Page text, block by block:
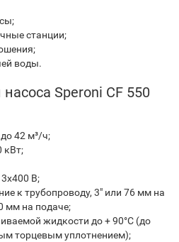
станции;
воды.
Speroni CF 550
42 м³/ч;
кВт;
В;
к трубопроводу, 3" или 76 мм на
мм на подаче;
жидкости до + 90°C (до
торцевым уплотнением);